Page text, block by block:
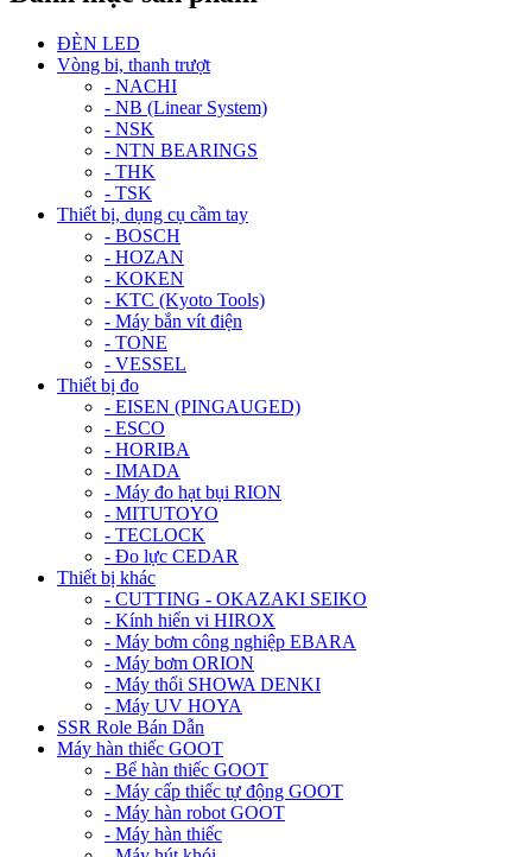
ĐÈN LED
Vòng bi, thanh trượt
- NACHI
- NB (Linear System)
- NSK
- NTN BEARINGS
- THK
- TSK
Thiết bị, dụng cụ cầm tay
- BOSCH
- HOZAN
- KOKEN
- KTC (Kyoto Tools)
- Máy bắn vít điện
- TONE
- VESSEL
Thiết bị đo
- EISEN (PINGAUGED)
- ESCO
- HORIBA
- IMADA
- Máy đo hạt bụi RION
- MITUTOYO
- TECLOCK
- Đo lực CEDAR
Thiết bị khác
- CUTTING - OKAZAKI SEIKO
- Kính hiển vi HIROX
- Máy bơm công nghiệp EBARA
- Máy bơm ORION
- Máy thổi SHOWA DENKI
- Máy UV HOYA
SSR Role Bán Dẫn
Máy hàn thiếc GOOT
- Bể hàn thiếc GOOT
- Máy cấp thiếc tự động GOOT
- Máy hàn robot GOOT
- Máy hàn thiếc